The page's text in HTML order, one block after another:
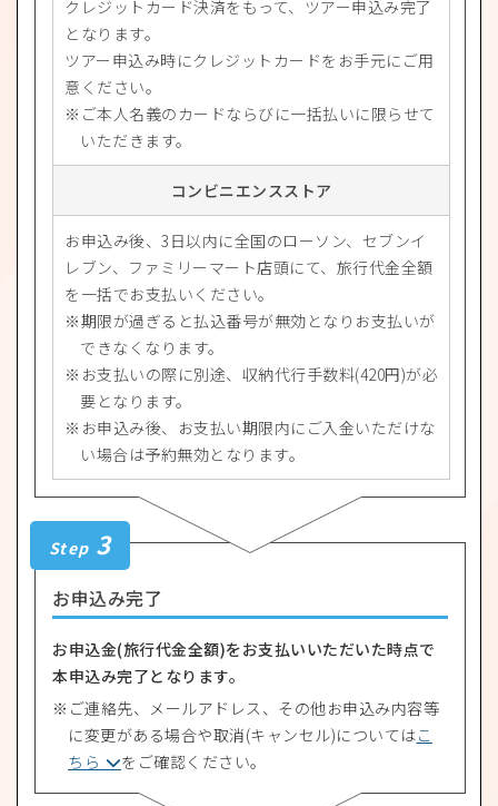
クレジットカード決済をもって、ツアー申込み完了
となります。
ツアー申込み時にクレジットカードをお手元にご用
意ください。
ご本人名義のカードならびに一括払いに限らせて
いただきます。
コンビニエンスストア
お申込み後、3日以内に全国のローソン、セブンイ
レブン、ファミリーマート店頭にて、旅行代金全額
を一括でお支払いください。
期限が過ぎると払込番号が無効となりお支払いが
できなくなります。
お支払いの際に別途、収納代行手数料(420円)が必
要となります。
お申込み後、お支払い期限内にご入金いただけな
い場合は予約無効となります。
Step 3
お申込み完了
お申込金(旅行代金全額)をお支払いいただいた時点で
本申込み完了となります。
ご連絡先、メールアドレス、その他お申込み内容等
に変更がある場合や取消(キャンセル)についてはこ
ちら
をご確認ください。